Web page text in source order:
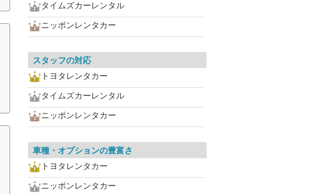
タイムズカーレンタル
ニッポンレンタカー
スタッフの対応
トヨタレンタカー
タイムズカーレンタル
ニッポンレンタカー
車種・オプションの豊富さ
トヨタレンタカー
ニッポンレンタカー